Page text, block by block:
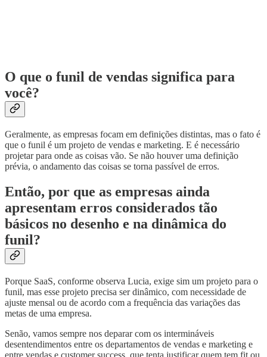
O que o funil de vendas significa para
você?
Geralmente, as empresas focam em definições distintas, mas o fato é
que o funil é um projeto de vendas e marketing. E é necessário
projetar para onde as coisas vão. Se não houver uma definição
prévia, o andamento das coisas se torna passível de erros.
Então, por que as empresas ainda
apresentam erros considerados tão
básicos no desenho e na dinâmica do
funil?
Porque SaaS, conforme observa Lucia, exige sim um projeto para o
funil, mas esse projeto precisa ser dinâmico, com necessidade de
ajuste mensal ou de acordo com a frequência das variações das
metas de uma empresa.
Senão, vamos sempre nos deparar com os intermináveis
desentendimentos entre os departamentos de vendas e marketing e
entre vendas e customer success, que tenta justificar quem tem fit ou